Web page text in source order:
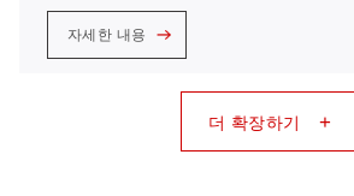
자세한 내용
더 확장하기 +